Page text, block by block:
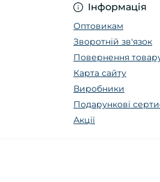
Інформація
Оптовикам
Зворотній зв'язок
Повернення
Карта сайту
Виробники
Подарункові
Акції